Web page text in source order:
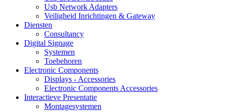
Usb Network Adapters
Veiligheid Inrichtingen & Gateway
Diensten
Consultancy
Digital Signage
Systemen
Toebehoren
Electronic Components
Displays - Accessories
Electronic Components Accessories
Interactieve Presentatie
Montagesystemen